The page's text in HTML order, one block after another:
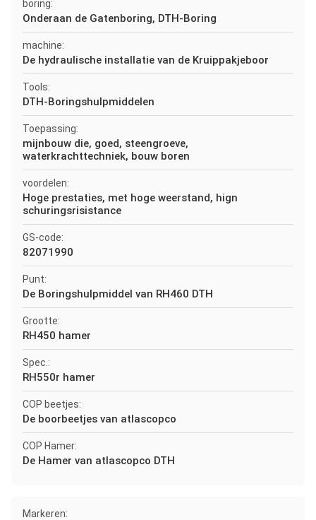
boring:
Onderaan de Gatenboring, DTH-Boring
machine:
De hydraulische installatie van de Kruippakjeboor
Tools:
DTH-Boringshulpmiddelen
Toepassing:
mijnbouw die, goed, steengroeve,
waterkrachttechniek, bouw boren
voordelen:
Hoge prestaties, met hoge weerstand, hign
schuringsrisistance
GS-code:
82071990
Punt:
De Boringshulpmiddel van RH460 DTH
Grootte:
RH450 hamer
Spec.:
RH550r hamer
COP beetjes:
De boorbeetjes van atlascopco
COP Hamer:
De Hamer van atlascopco DTH
Markeren: